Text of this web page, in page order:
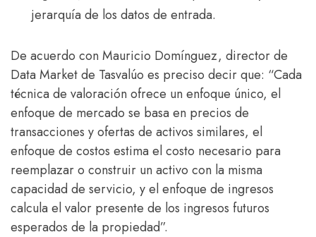
jerarquía de los datos de entrada.
De acuerdo con Mauricio Domínguez, director de
Data Market de Tasvalúo es preciso decir que: “Cada
técnica de valoración ofrece un enfoque único, el
enfoque de mercado se basa en precios de
transacciones y ofertas de activos similares, el
enfoque de costos estima el costo necesario para
reemplazar o construir un activo con la misma
capacidad de servicio, y el enfoque de ingresos
calcula el valor presente de los ingresos futuros
esperados de la propiedad”.